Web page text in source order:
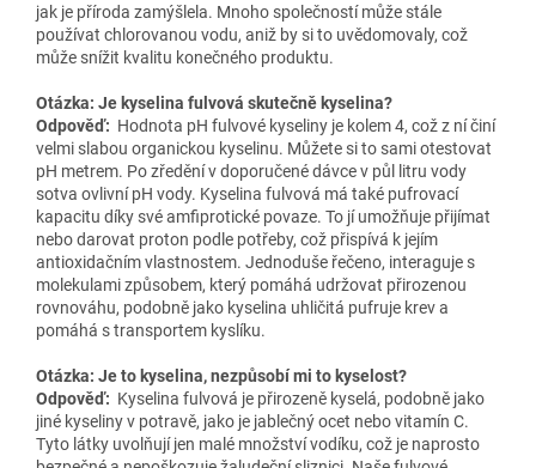
jak je příroda zamýšlela. Mnoho společností může stále
používat chlorovanou vodu, aniž by si to uvědomovaly, což
může snížit kvalitu konečného produktu.
Otázka: Je kyselina fulvová skutečně kyselina?
Odpověď: Hodnota pH fulvové kyseliny je kolem 4, což z ní činí
velmi slabou organickou kyselinu. Můžete si to sami otestovat
pH metrem. Po zředění v doporučené dávce v půl litru vody
sotva ovlivní pH vody. Kyselina fulvová má také pufrovací
kapacitu díky své amfiprotické povaze. To jí umožňuje přijímat
nebo darovat proton podle potřeby, což přispívá k jejím
antioxidačním vlastnostem. Jednoduše řečeno, interaguje s
molekulami způsobem, který pomáhá udržovat přirozenou
rovnováhu, podobně jako kyselina uhličitá pufruje krev a
pomáhá s transportem kyslíku.
Otázka: Je to kyselina, nezpůsobí mi to kyselost?
Odpověď: Kyselina fulvová je přirozeně kyselá, podobně jako
jiné kyseliny v potravě, jako je jablečný ocet nebo vitamín C.
Tyto látky uvolňují jen malé množství vodíku, což je naprosto